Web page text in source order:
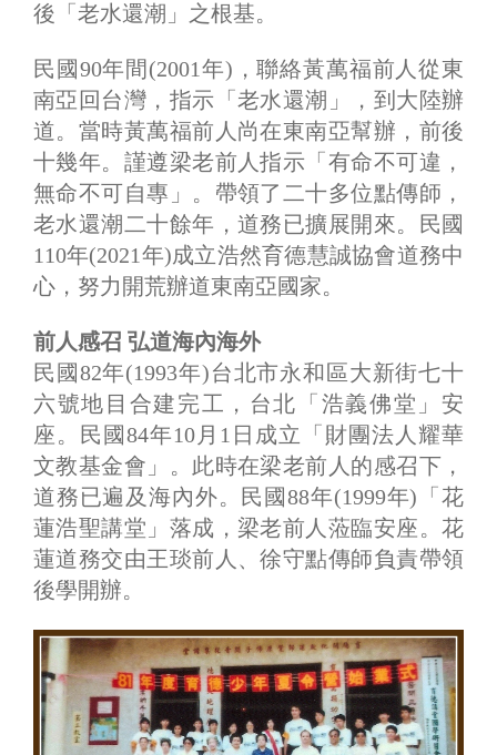
後「老水還潮」之根基。
民國90年間(2001年)，聯絡黃萬福前人從東
南亞回台灣，指示「老水還潮」，到大陸辦
道。當時黃萬福前人尚在東南亞幫辦，前後
十幾年。謹遵梁老前人指示「有命不可違，
無命不可自專」。帶領了二十多位點傳師，
老水還潮二十餘年，道務已擴展開來。民國
110年(2021年)成立浩然育德慧誠協會道務中
心，努力開荒辦道東南亞國家。
前人感召 弘道海內海外
民國82年(1993年)台北市永和區大新街七十
六號地目合建完工，台北「浩義佛堂」安
座。民國84年10月1日成立「財團法人耀華
文教基金會」。此時在梁老前人的感召下，
道務已遍及海內外。民國88年(1999年)「花
蓮浩聖講堂」落成，梁老前人蒞臨安座。花
蓮道務交由王琰前人、徐守點傳師負責帶領
後學開辦。